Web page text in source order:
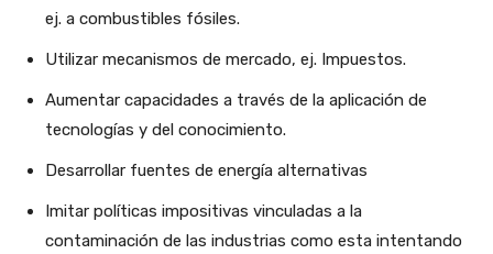
ej. a combustibles fósiles.
Utilizar mecanismos de mercado, ej. Impuestos.
Aumentar capacidades a través de la aplicación de
tecnologías y del conocimiento.
Desarrollar fuentes de energía alternativas
Imitar políticas impositivas vinculadas a la
contaminación de las industrias como esta intentando